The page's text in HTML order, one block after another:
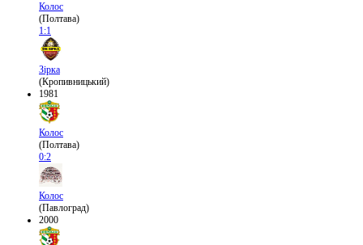
Колос
(Полтава)
1:1
Зірка
(Кропивницький)
1981
Колос
(Полтава)
0:2
Колос
(Павлоград)
2000